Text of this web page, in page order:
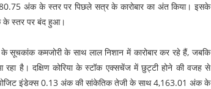
अंक के स्तर पर पिछले सत्र के कारोबार का अंत किया। इसके
के स्तर पर बंद हुआ।
सूचकांक कमजोरी के साथ लाल निशान में कारोबार कर रहे हैं, जबकि
है। दक्षिण कोरिया के स्टॉक एक्सचेंज में छुट्टी होने की वजह से
इंडेक्स 0.13 अंक की सांकेतिक तेजी के साथ 4,163.01 अंक के